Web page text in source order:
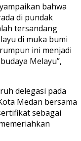
bahwa
di pundak
tersandang
di muka bumi
ini menjadi
Melayu”,
delegasi pada
Medan bersama
sebagai